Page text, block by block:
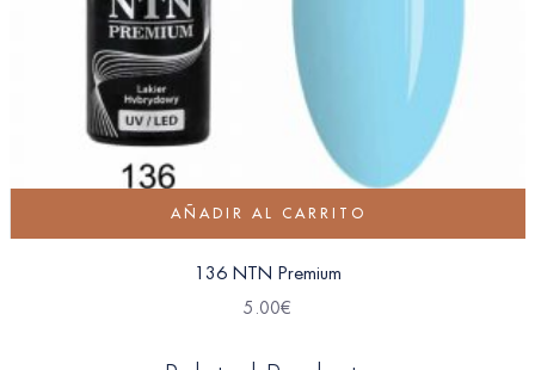
AÑADIR AL CARRITO
136 NTN Premium
5.00€